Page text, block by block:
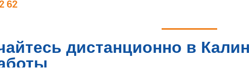
62
дистанционно в